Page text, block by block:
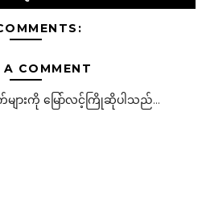
COMMENT
ျားကို မြော်လင့်ကြိုဆိုပါသည်...